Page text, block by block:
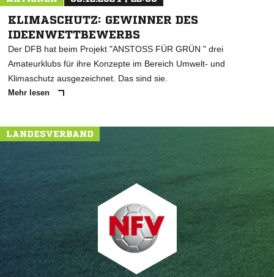
KLIMASCHUTZ: GEWINNER DES
IDEENWETTBEWERBS
Der DFB hat beim Projekt "ANSTOSS FÜR GRÜN " drei
Amateurklubs für ihre Konzepte im Bereich Umwelt- und
Klimaschutz ausgezeichnet. Das sind sie.
Mehr lesen
LANDESVERBAND